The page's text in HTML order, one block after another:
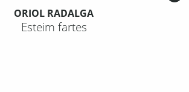
ORIOL RADALGA
Esteim fartes